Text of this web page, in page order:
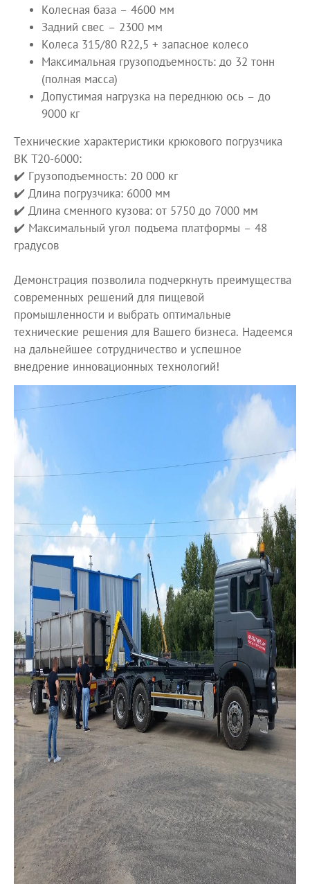
Колесная база – 4600 мм
Задний свес – 2300 мм
Колеса 315/80 R22,5 + запасное колесо
Максимальная грузоподъемность: до 32 тонн
(полная масса)
Допустимая нагрузка на переднюю ось – до
9000 кг
Технические характеристики крюкового погрузчика
ВК Т20-6000:
✔️ Грузоподъемность: 20 000 кг
✔️ Длина погрузчика: 6000 мм
✔️ Длина сменного кузова: от 5750 до 7000 мм
✔️ Максимальный угол подъема платформы – 48
градусов
Демонстрация позволила подчеркнуть преимущества
современных решений для пищевой
промышленности и выбрать оптимальные
технические решения для Вашего бизнеса. Надеемся
на дальнейшее сотрудничество и успешное
внедрение инновационных технологий!